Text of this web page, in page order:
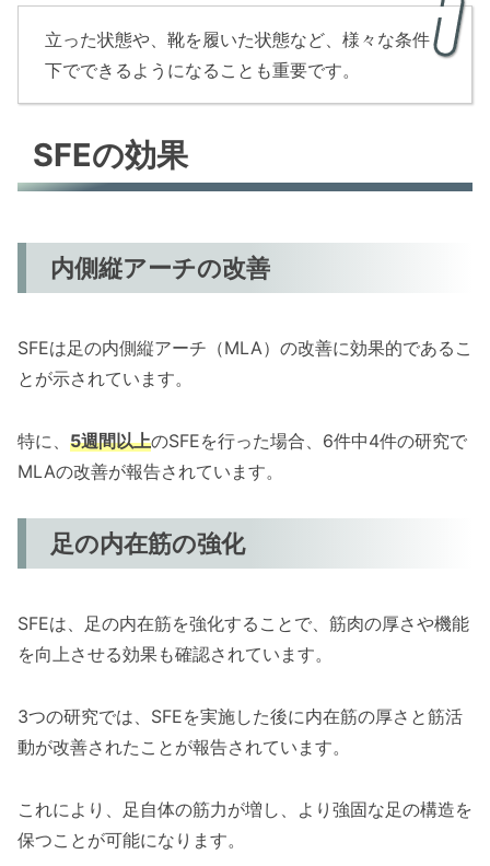
立った状態や、靴を履いた状態など、様々な条件
下でできるようになることも重要です。
SFEの効果
内側縦アーチの改善
SFEは足の内側縦アーチ（MLA）の改善に効果的であるこ
とが示されています。
特に、 5週間以上のSFEを行った場合、6件中4件の研究で
MLAの改善が報告されています。
足の内在筋の強化
SFEは、足の内在筋を強化することで、筋肉の厚さや機能
を向上させる効果も確認されています。
3つの研究では、SFEを実施した後に内在筋の厚さと筋活
動が改善されたことが報告されています。
これにより、足自体の筋力が増し、より強固な足の構造を
保つことが可能になります。